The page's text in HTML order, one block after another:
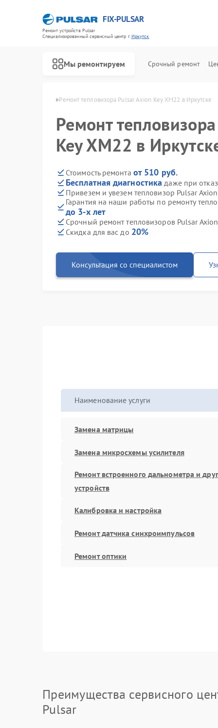
FIX-PULSAR
Ремонт устройств Pulsar
Специализированный cервисный центр г.Иркутск
Мы ремонтируем Срочный ремонт
Pulsar в Иркутске Ремонт тепловизора Pulsar Axion Key XM22 в Иркутске
Ремонт
Key XM22 в
Стоимость ремонта от 510 руб.
Бесплатная диагностика даже при
Привезем и увезем тепловизор Pulsar
Гарантия на наши работы по ремонту
до 3-х лет
Срочный ремонт тепловизоров Pulsar
Скидка для вас до 20%
Консультация со специалистом
Наименование услуги
Замена матрицы
Замена микросхемы усилителя
Ремонт встроенного дальнометра и
устройств
Калибровка и настройка
Ремонт датчика синхроимпульсов
Ремонт оптики
Преимущества сервисного
Pulsar